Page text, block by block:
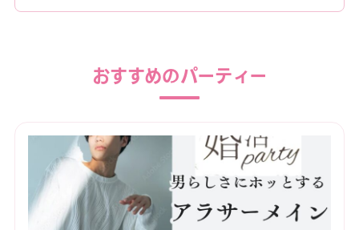
おすすめのパーティー